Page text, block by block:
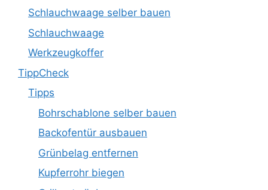
Schlauchwaage selber bauen
Schlauchwaage
Werkzeugkoffer
TippCheck
Tipps
Bohrschablone selber bauen
Backofentür ausbauen
Grünbelag entfernen
Kupferrohr biegen